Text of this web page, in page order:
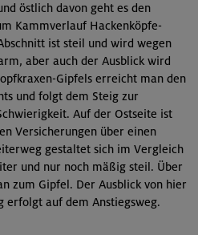
östlich davon geht es den
Kammverlauf Hackenköpfe-
ist steil und wird wegen
aber auch der Ausblick wird
Gipfels erreicht man den
und folgt dem Steig zur
Auf der Ostseite ist
Versicherungen über einen
gestaltet sich im Vergleich
und nur noch mäßig steil. Über
zum Gipfel. Der Ausblick von hier
erfolgt auf dem Anstiegsweg.